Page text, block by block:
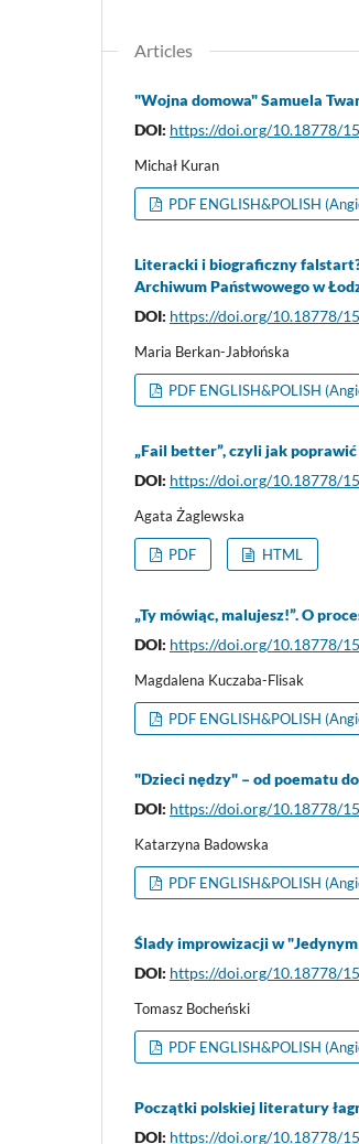
Articles
"Wojna domowa" Samuela
DOI: https://doi.org/10.18778/
Michał Kuran
PDF ENGLISH&POLISH
Literacki i biograficzny
Archiwum Państwowego w
DOI: https://doi.org/10.18778/
Maria Berkan-Jabłońska
PDF ENGLISH&POLISH
„Fail better”, czyli jak
DOI: https://doi.org/10.18778/
Agata Żaglewska
PDF HTML
„Ty mówiąc, malujesz!”. O
DOI: https://doi.org/10.18778/
Magdalena Kuczaba-Flisak
PDF ENGLISH&POLISH
"Dzieci nędzy" – od poematu
DOI: https://doi.org/10.18778/
Katarzyna Badowska
PDF ENGLISH&POLISH
Ślady improwizacji w
DOI: https://doi.org/10.18778/
Tomasz Bocheński
PDF ENGLISH&POLISH
Początki polskiej literatury
DOI: https://doi.org/10.18778/